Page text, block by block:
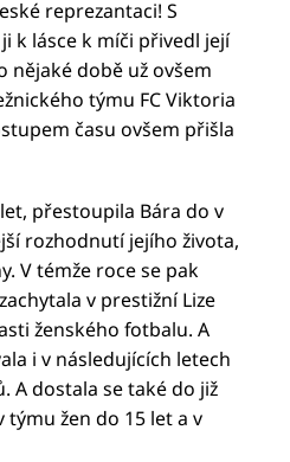
reprezantaci! S
k lásce k míči přivedl její
nějaké době už ovšem
týmu FC Viktoria
času ovšem přišla
přestoupila Bára do v
rozhodnutí jejího života,
V témže roce se pak
v prestižní Lize
ženského fotbalu. A
i v následujících letech
A dostala se také do již
žen do 15 let a v